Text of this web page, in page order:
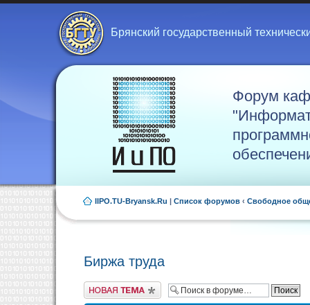
Брянский государственный
Форум
IIPO.TU-Bryansk.Ru | Список форумов ‹ Свободное
Биржа труда
Новая тема